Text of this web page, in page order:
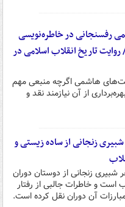
رفسنجانی در خاطره‌نویسی
تاریخ انقلاب اسلامی در
هاشمی اگرچه منبعی مهم
از آن نیازمند نقد و
زنجانی از ساده زیستی و
شبیری زنجانی از دوستان دوران
است و خاطرات جالبی از رفتار
آن دوران نقل کرده است.